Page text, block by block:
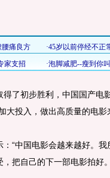
得了初步胜利，中国国产电
大投入，做出高质量的电影
中国电影会越来越好。我
，把自己的下一部电影拍好